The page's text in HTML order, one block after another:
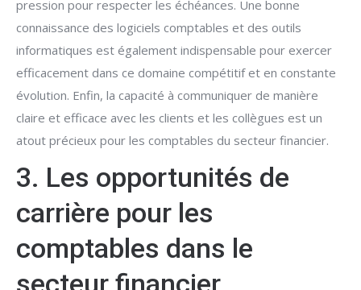
pression pour respecter les échéances. Une bonne
connaissance des logiciels comptables et des outils
informatiques est également indispensable pour exercer
efficacement dans ce domaine compétitif et en constante
évolution. Enfin, la capacité à communiquer de manière
claire et efficace avec les clients et les collègues est un
atout précieux pour les comptables du secteur financier.
3. Les opportunités de
carrière pour les
comptables dans le
secteur financier